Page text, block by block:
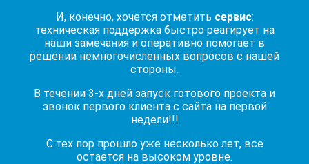
И, конечно, хочется отметить сервис:
техническая поддержка быстро реагирует на
наши замечания и оперативно помогает в
решении немногочисленных вопросов с нашей
стороны.
В течении 3-х дней запуск готового проекта и
звонок первого клиента с сайта на первой
недели!!!
С тех пор прошло уже несколько лет, все
остается на высоком уровне.